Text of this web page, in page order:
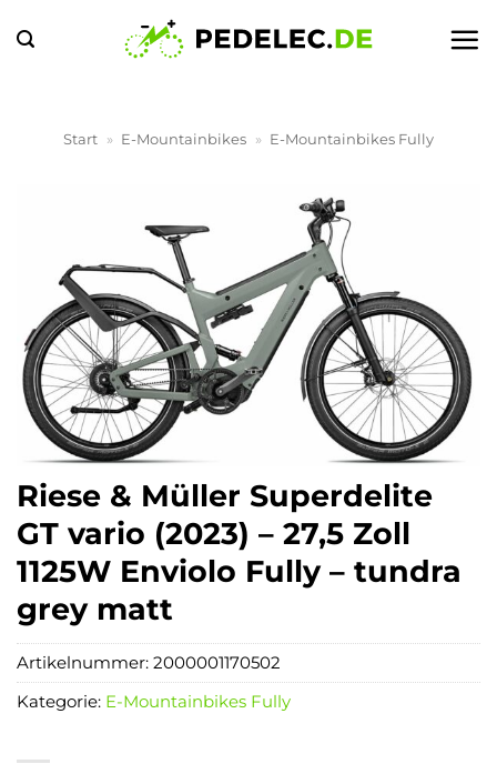
Inhalt
Start » E-Mountainbikes » E-Mountainbikes Fully
Riese & Müller Superdelite
GT vario (2023) – 27,5 Zoll
1125W Enviolo Fully – tundra
grey matt
Artikelnummer: 2000001170502
Kategorie: E-Mountainbikes Fully